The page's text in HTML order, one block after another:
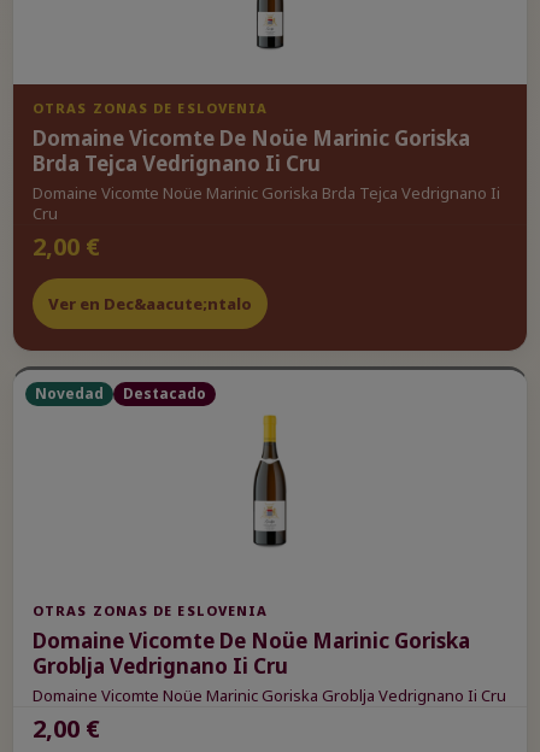
OTRAS ZONAS DE ESLOVENIA
Domaine Vicomte De Noüe Marinic Goriska
Brda Tejca Vedrignano Ii Cru
Domaine Vicomte Noüe Marinic Goriska Brda Tejca Vedrignano Ii
Cru
2,00 €
Ver en Dec&aacute;ntalo
Novedad Destacado
OTRAS ZONAS DE ESLOVENIA
Domaine Vicomte De Noüe Marinic Goriska
Groblja Vedrignano Ii Cru
Domaine Vicomte Noüe Marinic Goriska Groblja Vedrignano Ii Cru
2,00 €